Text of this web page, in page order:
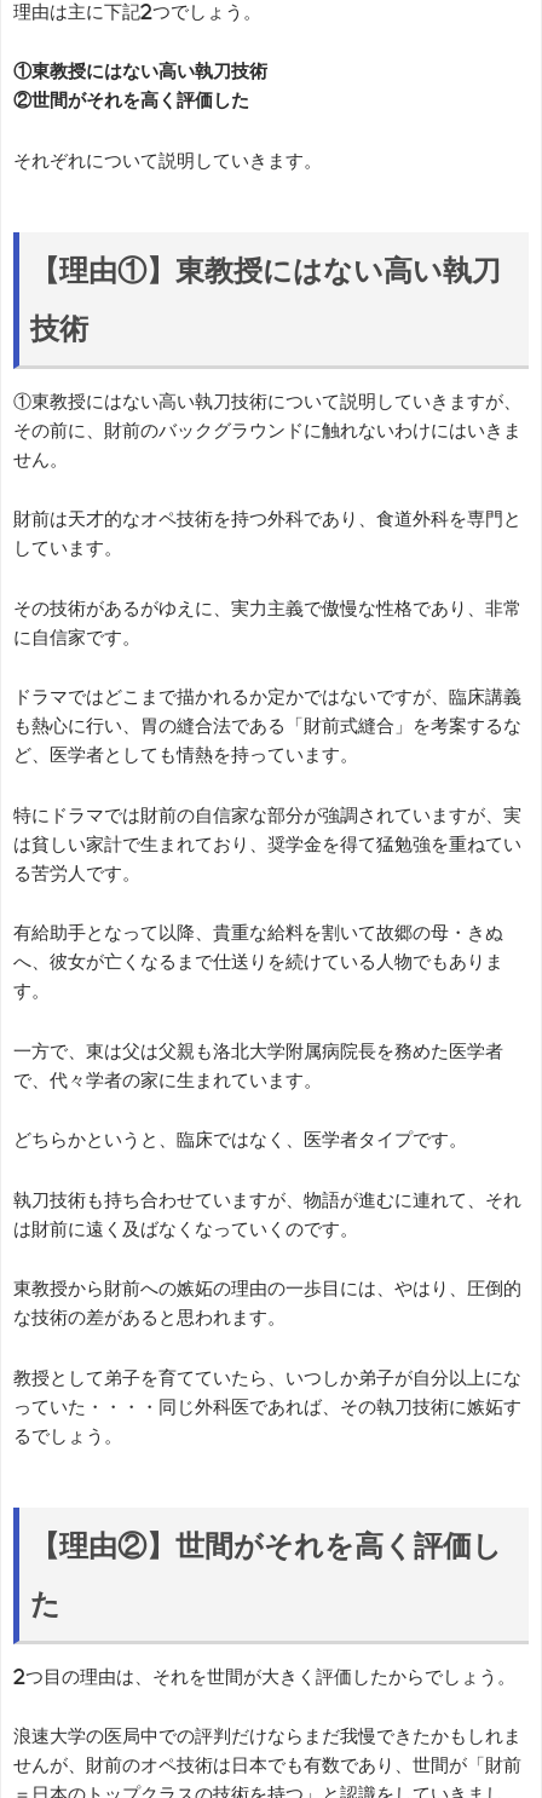
理由は主に下記2つでしょう。
①東教授にはない高い執刀技術
②世間がそれを高く評価した
それぞれについて説明していきます。
【理由①】東教授にはない高い執刀
技術
①東教授にはない高い執刀技術について説明していきますが、
その前に、財前のバックグラウンドに触れないわけにはいきま
せん。
財前は天才的なオペ技術を持つ外科であり、食道外科を専門と
しています。
その技術があるがゆえに、実力主義で傲慢な性格であり、非常
に自信家です。
ドラマではどこまで描かれるか定かではないですが、臨床講義
も熱心に行い、胃の縫合法である「財前式縫合」を考案するな
ど、医学者としても情熱を持っています。
特にドラマでは財前の自信家な部分が強調されていますが、実
は貧しい家計で生まれており、奨学金を得て猛勉強を重ねてい
る苦労人です。
有給助手となって以降、貴重な給料を割いて故郷の母・きぬ
へ、彼女が亡くなるまで仕送りを続けている人物でもありま
す。
一方で、東は父は父親も洛北大学附属病院長を務めた医学者
で、代々学者の家に生まれています。
どちらかというと、臨床ではなく、医学者タイプです。
執刀技術も持ち合わせていますが、物語が進むに連れて、それ
は財前に遠く及ばなくなっていくのです。
東教授から財前への嫉妬の理由の一歩目には、やはり、圧倒的
な技術の差があると思われます。
教授として弟子を育てていたら、いつしか弟子が自分以上にな
っていた・・・・同じ外科医であれば、その執刀技術に嫉妬す
るでしょう。
【理由②】世間がそれを高く評価し
た
2つ目の理由は、それを世間が大きく評価したからでしょう。
浪速大学の医局中での評判だけならまだ我慢できたかもしれま
せんが、財前のオペ技術は日本でも有数であり、世間が「財前
＝日本のトップクラスの技術を持つ」と認識をしていきまし